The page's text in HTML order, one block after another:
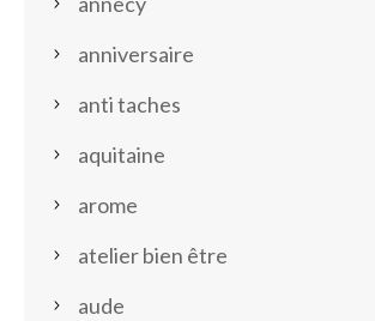
anniversaire
anti taches
aquitaine
arome
atelier bien être
aude